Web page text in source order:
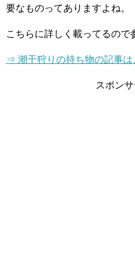
要なものってありますよね。
こちらに詳しく載ってるので
⇒ 潮干狩りの持ち物の記事は
スポン